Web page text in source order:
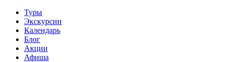
Туры
Экскурсии
Календарь
Блог
Акции
Афиша